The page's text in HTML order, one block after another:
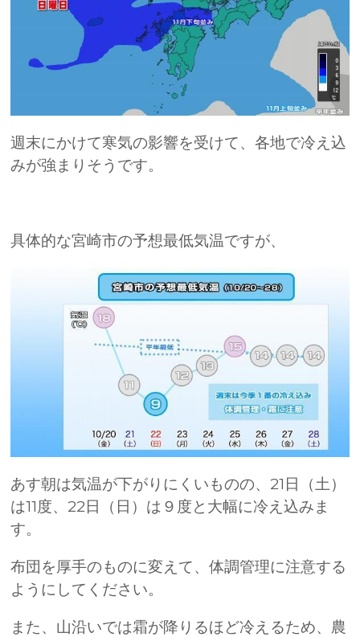
週末にかけて寒気の影響を受けて、各地で冷え込
みが強まりそうです。
具体的な宮崎市の予想最低気温ですが、
あす朝は気温が下がりにくいものの、21日（土）
は11度、22日（日）は９度と大幅に冷え込みま
す。
布団を厚手のものに変えて、体調管理に注意する
ようにしてください。
また、山沿いでは霜が降りるほど冷えるため、農